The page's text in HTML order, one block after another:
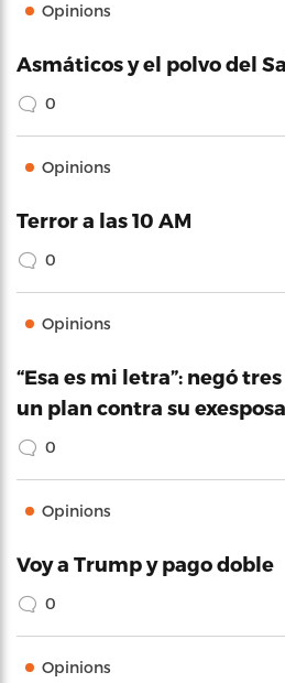
Opinions
Asmáticos y el polvo del
0
Opinions
Terror a las 10 AM
0
Opinions
“Esa es mi letra”: negó
un plan contra su
0
Opinions
Voy a Trump y pago doble
0
Opinions